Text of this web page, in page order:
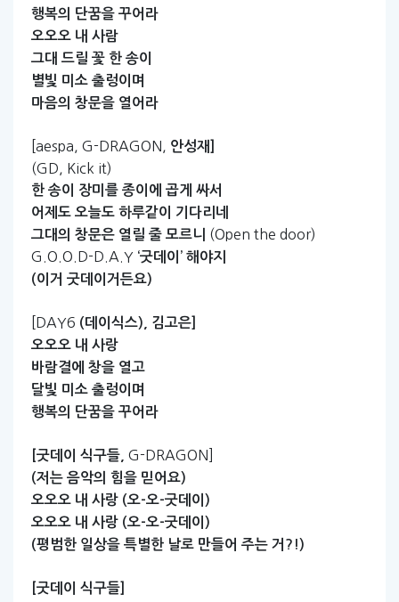
행복의 단꿈을 꾸어라
오오오 내 사람
그대 드릴 꽃 한 송이
별빛 미소 출렁이며
마음의 창문을 열어라
[aespa, G-DRAGON, 안성재]
(GD, Kick it)
한 송이 장미를 종이에 곱게 싸서
어제도 오늘도 하루같이
기다리네
그대의 창문은 열릴 줄 모르니 (Open the door)
G.O.O.D-D.A.Y ‘굿데이’ 해야지
(이거 굿데이거든요)
[DAY6 (데이식스),
김고은]
오오오 내 사랑
바람결에 창을 열고
달빛 미소 출렁이며
행복의 단꿈을 꾸어라
[굿데이 식구들, G-DRAGON]
(저는 음악의 힘을 믿어요)
오오오 내 사랑 (오-오-굿데이)
오오오 내 사랑 (오-오-굿데이)
(평범한 일상을 특별한 날로 만들어 주는 거?!)
[굿데이
식구들]